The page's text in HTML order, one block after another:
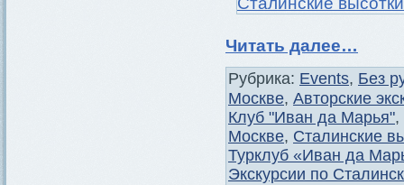
Читать далее…
Рубрика: Events, Без
Москве, Авторские
Клуб "Иван да Марья",
Москве, Сталинские
Турклуб «Иван да
Экскурсии по